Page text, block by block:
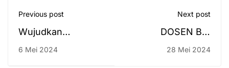
Previous post
Wujudkan
Kurikulum Merdeka
6 Mei 2024
Next post
DOSEN BPI
MENGHADIRI
28 Mei 2024